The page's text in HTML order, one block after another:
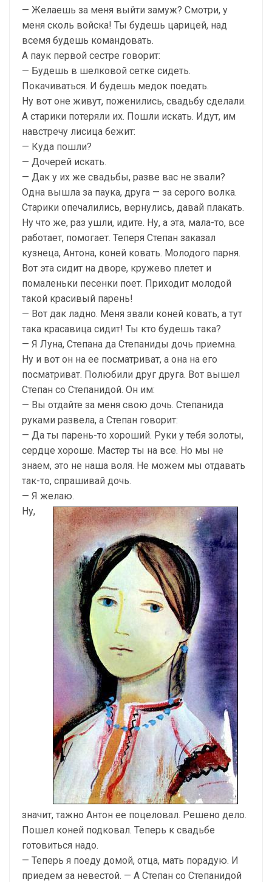
— Желаешь за меня выйти замуж? Смотри, у
меня сколь войска! Ты будешь царицей, над
всемя будешь командовать.
А паук первой сестре говорит:
— Будешь в шелковой сетке сидеть.
Покачиваться. И будешь медок поедать.
Ну вот оне живут, поженились, свадьбу сделали.
А старики потеряли их. Пошли искать. Идут, им
навстречу лисица бежит:
— Куда пошли?
— Дочерей искать.
— Дак у их же свадьбы, разве вас не звали?
Одна вышла за паука, друга — за серого волка.
Старики опечалились, вернулись, давай плакать.
Ну что же, раз ушли, идите. Ну, а эта, мала-то, все
работает, помогает. Теперя Степан заказал
кузнеца, Антона, коней ковать. Молодого парня.
Вот эта сидит на дворе, кружево плетет и
помаленьки песенки поет. Приходит молодой
такой красивый парень!
— Вот дак ладно. Меня звали коней ковать, а тут
така красавица сидит! Ты кто будешь така?
— Я Луна, Степана да Степаниды дочь приемна.
Ну и вот он на ее посматриват, а она на его
посматриват. Полюбили друг друга. Вот вышел
Степан со Степанидой. Он им:
— Вы отдайте за меня свою дочь. Степанида
руками развела, а Степан говорит:
— Да ты парень-то хороший. Руки у тебя золоты,
сердце хороше. Мастер ты на все. Но мы не
знаем, это не наша воля. Не можем мы отдавать
так-то, спрашивай дочь.
— Я желаю.
Ну,
значит, тажно Антон ее поцеловал. Решено дело.
Пошел коней подковал. Теперь к свадьбе
готовиться надо.
— Теперь я поеду домой, отца, мать порадую. И
приедем за невестой. — А Степан со Степанидой